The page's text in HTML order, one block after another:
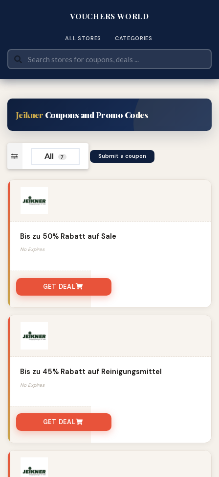
VOUCHERS WORLD
ALL STORES CATEGORIES
Jeikner Coupons and Promo Codes
All 7 Submit a coupon
Bis zu 50% Rabatt auf Sale
No Expires
GET DEAL
Bis zu 45% Rabatt auf Reinigungsmittel
No Expires
GET DEAL